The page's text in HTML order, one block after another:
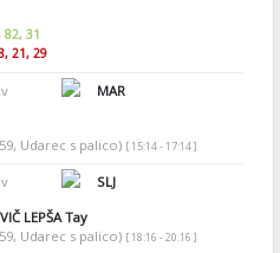
82, 31
21, 29
MAR
Udarec s palico) [ 15:14 - 17:14 ]
SLJ
LEPŠA Tay
Udarec s palico) [ 18:16 - 20:16 ]